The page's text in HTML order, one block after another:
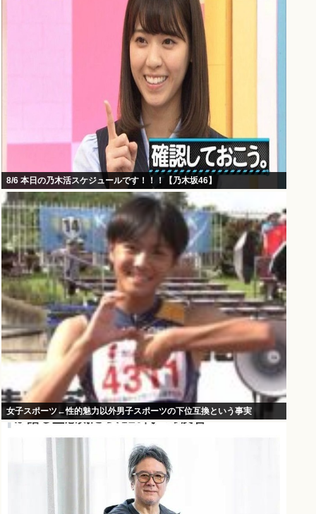
8/6 本日の乃木活スケジュールです！！！【乃木坂46】
女子スポーツ←性的魅力以外男子スポーツの下位互換という事実